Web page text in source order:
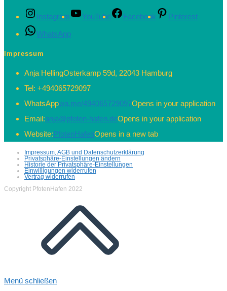
Instagram YouTube Facebook
Pinterest
WhatsApp
Impressum
Anja HellingOsterkamp 59d, 22043 Hamburg
Tel: +494065729097
WhatsAppwa.me/494065729097Opens in your application
Email:anja@pfoten-hafen.deOpens in your application
Website:PfotenHafenOpens in a new tab
Impressum, AGB und Datenschutzerklärung
Privatsphäre-Einstellungen ändern
Historie der Privatsphäre-Einstellungen
Einwilligungen widerrufen
Vertrag widerrufen
Copyright PfotenHafen 2022
Menü schließen